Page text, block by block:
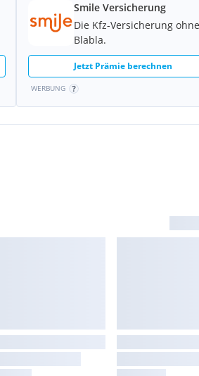
Smile Versicherung
Die Kfz-Versicherung ohne
Blabla.
Jetzt Prämie berechnen
WERBUNG